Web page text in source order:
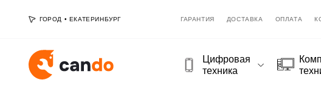
ГОРОД • ЕКАТЕРИНБУРГ ГАРАНТИЯ ДОСТАВКА ОПЛАТА
Цифровая
техника